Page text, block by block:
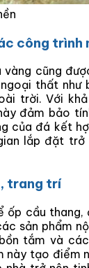
công trình
cũng
thất như
trời. Với
đảm bảo
của đá kết
lắp đặt trở
trang trí
ốp cầu thang,
sản phẩm
tắm và
này tạo điểm